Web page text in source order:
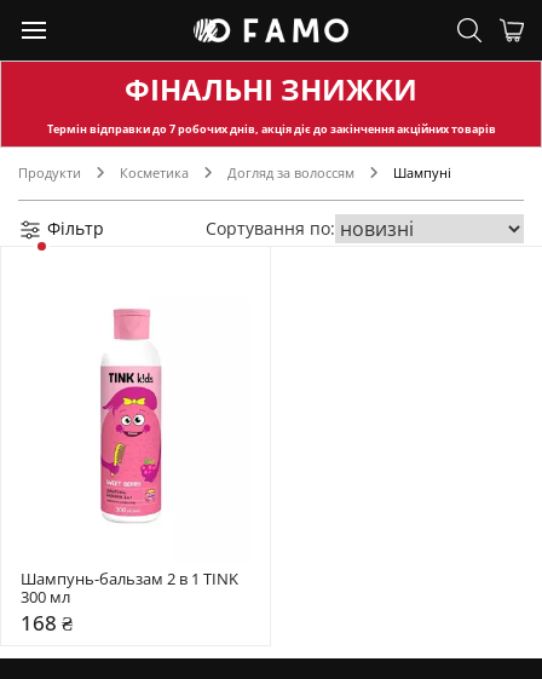
ФІНАЛЬНІ ЗНИЖКИ
Термін відправкидо 7 робочих днів, акція діє до закінчення акційних товарів
Продукти Косметика Догляд за волоссям Шампуні
Фільтр Сортування по:
Шампунь-бальзам 2 в 1 TINK
300 мл
168 ₴